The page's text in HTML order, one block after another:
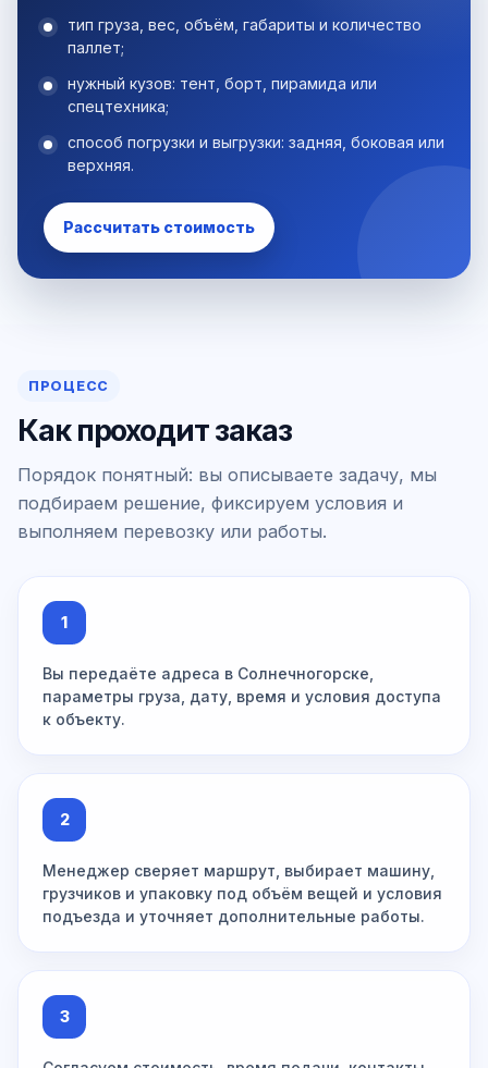
тип груза, вес, объём, габариты и количество
паллет;
нужный кузов: тент, борт, пирамида или
спецтехника;
способ погрузки и выгрузки: задняя, боковая или
верхняя.
Рассчитать стоимость
ПРОЦЕСС
Как проходит заказ
Порядок понятный: вы описываете задачу, мы
подбираем решение, фиксируем условия и
выполняем перевозку или работы.
1
Вы передаёте адреса в Солнечногорске,
параметры груза, дату, время и условия доступа
к объекту.
2
Менеджер сверяет маршрут, выбирает машину,
грузчиков и упаковку под объём вещей и условия
подъезда и уточняет дополнительные работы.
3